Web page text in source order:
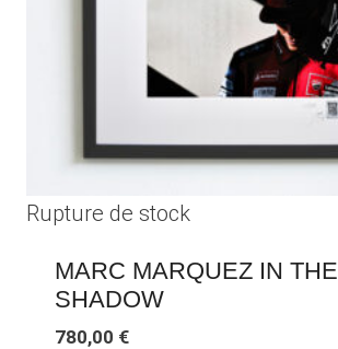
Rupture de stock
MARC MARQUEZ IN THE
SHADOW
780,00 €